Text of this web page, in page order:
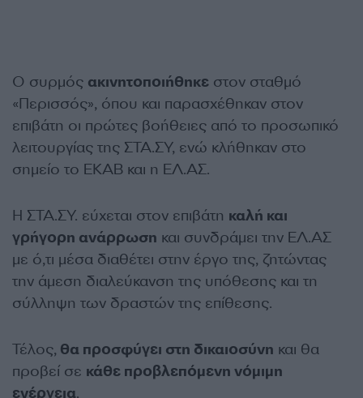
Ο συρμός ακινητοποιήθηκε στον σταθμό
«Περισσός», όπου και παρασχέθηκαν στον
επιβάτη οι πρώτες βοήθειες από το προσωπικό
λειτουργίας της ΣΤΑ.ΣΥ, ενώ κλήθηκαν στο
σημείο το ΕΚΑΒ και η ΕΛ.ΑΣ.
Η ΣΤΑ.ΣΥ. εύχεται στον επιβάτη καλή και
γρήγορη ανάρρωση και συνδράμει την ΕΛ.ΑΣ
με ό,τι μέσα διαθέτει στην έργο της, ζητώντας
την άμεση διαλεύκανση της υπόθεσης και τη
σύλληψη των δραστών της επίθεσης.
Τέλος, θα προσφύγει στη δικαιοσύνη και θα
προβεί σε κάθε προβλεπόμενη νόμιμη
ενέργεια.